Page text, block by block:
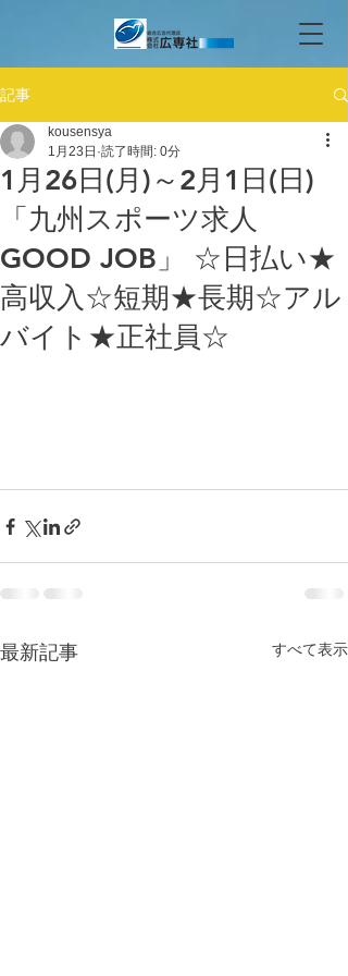
記事
1月26日(月)～2月1日(日)
「九州スポーツ求人
GOOD JOB」 ☆日払い★
高収入☆短期★長期☆アル
バイト★正社員☆
kousensya
1月23日 読了時間: 0分
最新記事 すべて表示